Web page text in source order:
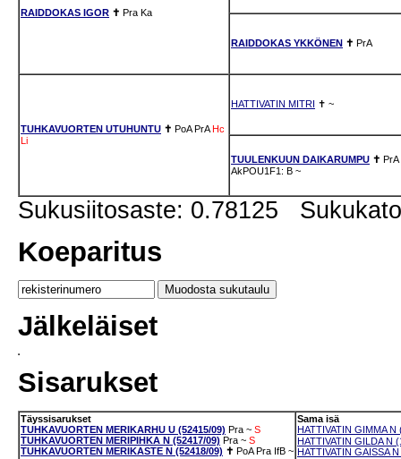
RAIDDOKAS IGOR ✝ Pra Ka
RAIDDOKAS YKKÖNEN ✝ PrA
TUHKAVUORTEN UTUHUNTU ✝ PoA PrA Hc
Li
HATTIVATIN MITRI ✝ ~
TUULENKUUN DAIKARUMPU ✝ PrA
AkPOU1F1: B ~
Sukusiitosaste: 0.78125
Koeparitus
Jälkeläiset
Sisarukset
Täyssisarukset
TUHKAVUORTEN MERIKARHU U (52415/09) Pra ~ S
TUHKAVUORTEN MERIPIHKA N (52417/09) Pra ~ S
TUHKAVUORTEN MERIKASTE N (52418/09) ✝ PoA Pra IfB ~
Sama isä
HATTIVATIN GIMMA N
HATTIVATIN GILDA N
HATTIVATIN GAISSA